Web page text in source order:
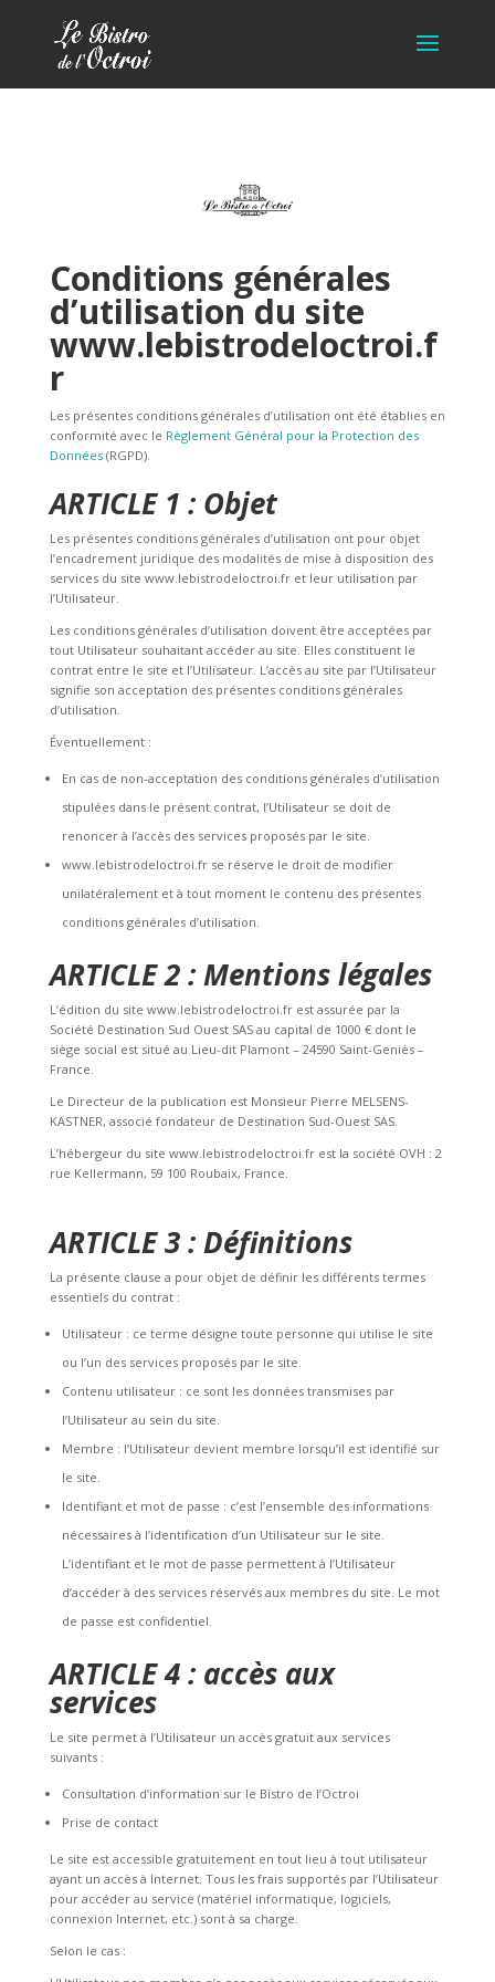
Conditions générales
d’utilisation du site
www.lebistrodeloctroi.f
r
Les présentes conditions générales d’utilisation ont été établies en
conformité avec le Règlement Général pour la Protection des
Données (RGPD).
ARTICLE 1 : Objet
Les présentes conditions générales d’utilisation ont pour objet
l’encadrement juridique des modalités de mise à disposition des
services du site www.lebistrodeloctroi.fr et leur utilisation par
l’Utilisateur.
Les conditions générales d’utilisation doivent être acceptées par
tout Utilisateur souhaitant accéder au site. Elles constituent le
contrat entre le site et l’Utilisateur. L’accès au site par l’Utilisateur
signifie son acceptation des présentes conditions générales
d’utilisation.
Éventuellement :
En cas de non-acceptation des conditions générales d’utilisation
stipulées dans le présent contrat, l’Utilisateur se doit de
renoncer à l’accès des services proposés par le site.
www.lebistrodeloctroi.fr se réserve le droit de modifier
unilatéralement et à tout moment le contenu des présentes
conditions générales d’utilisation.
ARTICLE 2 : Mentions légales
L’édition du site www.lebistrodeloctroi.fr est assurée par la
Société Destination Sud Ouest SAS au capital de 1000 € dont le
siège social est situé au Lieu-dit Plamont – 24590 Saint-Geniès –
France.
Le Directeur de la publication est Monsieur Pierre MELSENS-
KASTNER, associé fondateur de Destination Sud-Ouest SAS.
L’hébergeur du site www.lebistrodeloctroi.fr est la société OVH : 2
rue Kellermann, 59 100 Roubaix, France.
ARTICLE 3 : Définitions
La présente clause a pour objet de définir les différents termes
essentiels du contrat :
Utilisateur : ce terme désigne toute personne qui utilise le site
ou l’un des services proposés par le site.
Contenu utilisateur : ce sont les données transmises par
l’Utilisateur au sein du site.
Membre : l’Utilisateur devient membre lorsqu’il est identifié sur
le site.
Identifiant et mot de passe : c’est l’ensemble des informations
nécessaires à l’identification d’un Utilisateur sur le site.
L’identifiant et le mot de passe permettent à l’Utilisateur
d’accéder à des services réservés aux membres du site. Le mot
de passe est confidentiel.
ARTICLE 4 : accès aux
services
Le site permet à l’Utilisateur un accès gratuit aux services
suivants :
Consultation d’information sur le Bistro de l’Octroi
Prise de contact
Le site est accessible gratuitement en tout lieu à tout utilisateur
ayant un accès à Internet. Tous les frais supportés par l’Utilisateur
pour accéder au service (matériel informatique, logiciels,
connexion Internet, etc.) sont à sa charge.
Selon le cas :